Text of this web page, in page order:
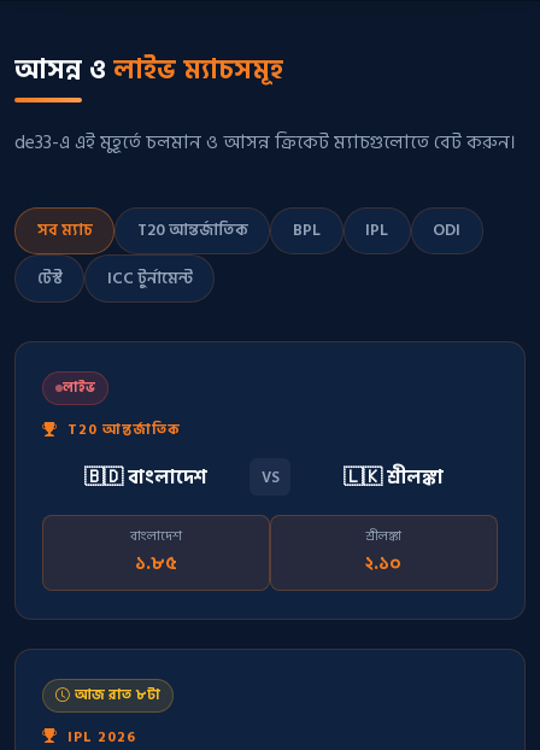
আসন্ন ওলাইভ ম্যাচসমূহ
de33-এ এই মুহূর্তে চলমান ও আসন্ন ক্রিকেট ম্যাচগুলোতে বেট করুন।
সব ম্যাচ T20 আন্তর্জাতিক BPL IPL
ODI
টেস্ট
ICC টুর্নামেন্ট
লাইভ
T20 আন্তর্জাতিক
🇧🇩 বাংলাদেশ VS 🇱🇰 শ্রীলঙ্কা
বাংলাদেশ
১.৮৫
শ্রীলঙ্কা
২.১০
আজ রাত ৮টা
IPL 2026